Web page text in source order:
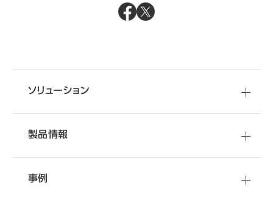
ソリューション
製品情報
事例